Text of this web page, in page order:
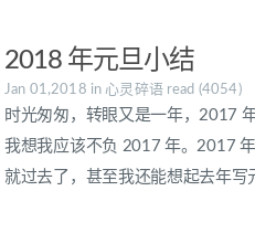
2018 年元旦小结
Jan 01,2018 in 心灵碎语 read (4054)
时光匆匆，转眼又是一年，2017
我想我应该不负 2017 年。2017
就过去了，甚至我还能想起去年